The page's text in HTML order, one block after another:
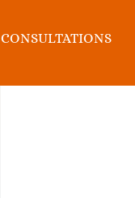
CONSULTATIONS